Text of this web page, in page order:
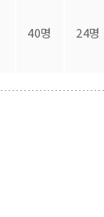
40명 24명